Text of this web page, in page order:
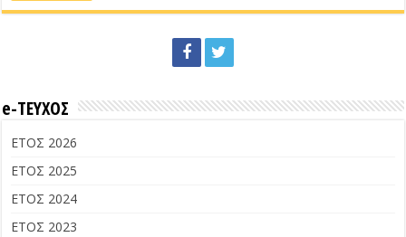
e-ΤΕΥΧΟΣ
ΕΤΟΣ 2026
ΕΤΟΣ 2025
ΕΤΟΣ 2024
ΕΤΟΣ 2023